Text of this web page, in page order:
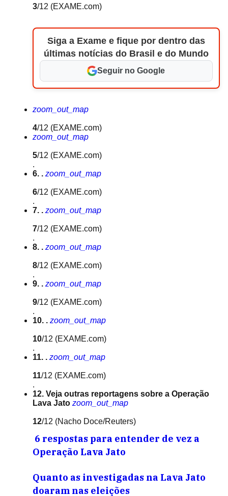
3/12 (EXAME.com)
Siga a Exame e fique por dentro das
últimas notícias do Brasil e do Mundo
Seguir no Google
zoom_out_map
4/12 (EXAME.com)
zoom_out_map
5/12 (EXAME.com)
.
6. . zoom_out_map
6/12 (EXAME.com)
.
7. . zoom_out_map
7/12 (EXAME.com)
.
8. . zoom_out_map
8/12 (EXAME.com)
.
9. . zoom_out_map
9/12 (EXAME.com)
.
10. . zoom_out_map
10/12 (EXAME.com)
.
11. . zoom_out_map
11/12 (EXAME.com)
.
12. Veja outras reportagens sobre a Operação
Lava Jato zoom_out_map
12/12 (Nacho Doce/Reuters)
6 respostas para entender de vez a
Operação Lava Jato
Quanto as investigadas na Lava Jato
doaram nas eleições